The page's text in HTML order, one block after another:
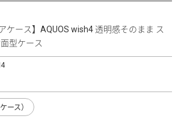
ケース】AQUOS wish4 透明感そのまま ス
型ケース
ース）